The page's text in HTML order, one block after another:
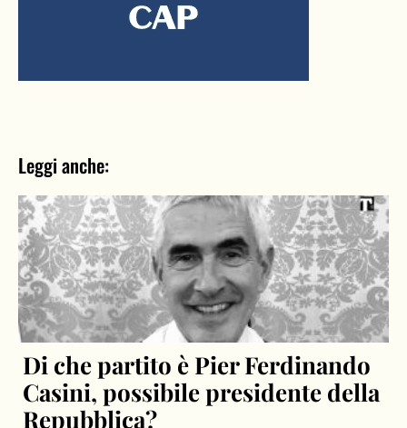
Leggi anche:
Di che partito è Pier Ferdinando
Casini, possibile presidente della
Repubblica?